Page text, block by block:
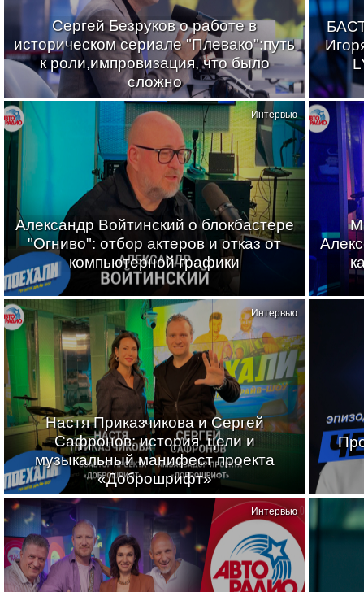
Сергей Безруков о работе в
историческом сериале "Плевако":путь
к роли,импровизация, что было
сложно
Александр Войтинский о блокбастере
"Огниво": отбор актеров и отказ от
компьютерной графики
Интервью
Настя Приказчикова и Сергей
Сафронов: история, цели и
музыкальный манифест проекта
«Доброшрифт»
Интервью
Интервью